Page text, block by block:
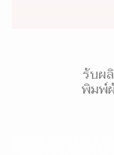
รับผ
พิมพ์